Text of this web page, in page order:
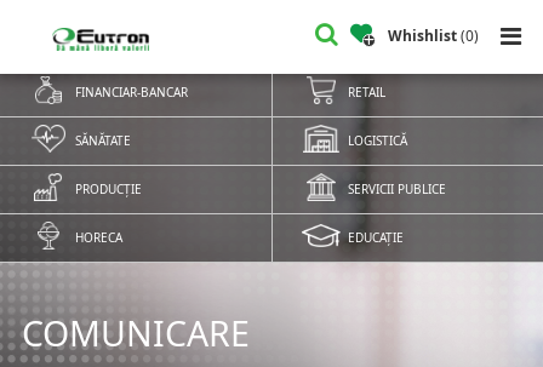
Whishlist(0)
FINANCIAR-BANCAR RETAIL
SĂNĂTATE LOGISTICĂ
PRODUCȚIE SERVICII PUBLICE
HORECA EDUCAȚIE
COMUNICARE